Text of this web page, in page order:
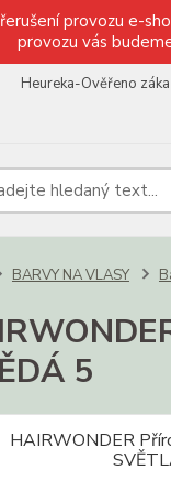
provozu e-
provozu vás
Heureka-Ověřeno
BARVY NA VLASY
5